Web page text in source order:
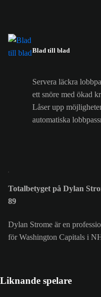
Blad till blad
Servera läckra
ett snöre med ökad
Låser upp
automatiska
Totalbetyget på Dylan
89
Dylan Strome är en
för Washington Capitals i
Liknande spelare